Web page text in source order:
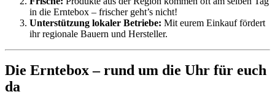
in die Erntebox – frischer geht’s nicht!
Unterstützung lokaler Betriebe: Mit eurem Einkauf fördert
ihr regionale Bauern und Hersteller.
Die Erntebox – rund um die Uhr für euch
da